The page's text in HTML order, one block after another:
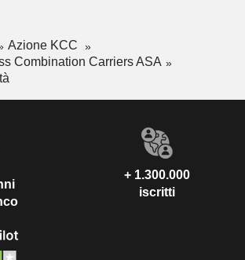
Azione KCC
Combination Carriers ASA
+ 1.300.000
iscritti